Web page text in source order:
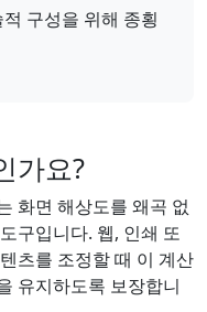
구성을 위해 종횡
가요?
화면 해상도를 왜곡 없
구입니다. 웹, 인쇄 또
츠를 조정할 때 이 계산
유지하도록 보장합니